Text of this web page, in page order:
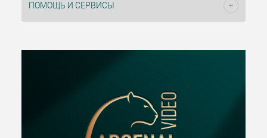
ПОМОЩЬ И СЕРВИСЫ